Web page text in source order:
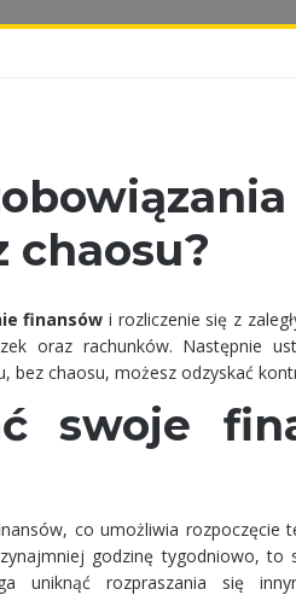
chaosu?
finansów i rozliczenie się z
oraz rachunków. Następnie
bez chaosu, możesz odzyskać
swoje
co umożliwia rozpoczęcie
godzinę tygodniowo, to
uniknąć rozpraszania się